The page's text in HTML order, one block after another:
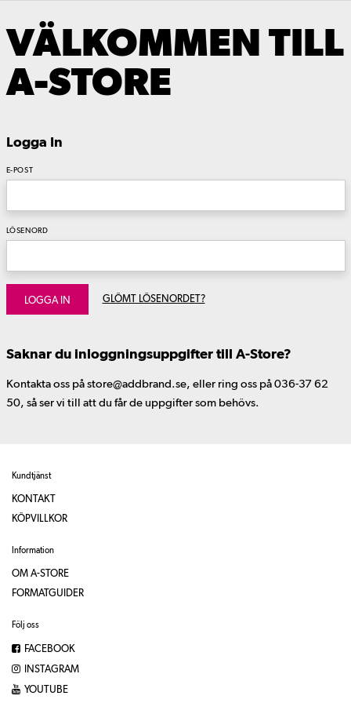
VÄLKOMMEN TILL
A-STORE
Logga In
E-POST
LÖSENORD
LOGGA IN GLÖMT LÖSENORDET?
Saknar du inloggningsuppgifter till A-Store?
Kontakta oss på store@addbrand.se, eller ring oss på 036-37 62
50, så ser vi till att du får de uppgifter som behövs.
Kundtjänst
KONTAKT
KÖPVILLKOR
Information
OM A-STORE
FORMATGUIDER
Följ oss
FACEBOOK
INSTAGRAM
YOUTUBE